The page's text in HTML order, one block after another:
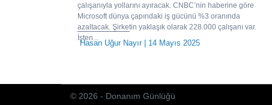
çalışanıyla yollarını ayıracak. CNBC’nin haberine göre
Microsoft dünya çapındaki iş gücünü %3 oranında
azaltacak. Şirketin yaklaşık olarak 228.000 çalışanı var.
İşten...
Hasan Uğur Nayır| 14 Mayıs 2025
© 2026 - Donanım Günlüğü